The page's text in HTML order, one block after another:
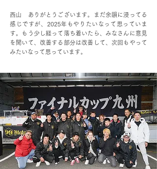
西山 ありがとうございます。まだ余韻に浸ってる
感じですが、2025年もやりたいなって思っていま
す。もう少し経って落ち着いたら、みなさんに意見
を聞いて、改善する部分は改善して、次回もやって
みたいなって思っています。